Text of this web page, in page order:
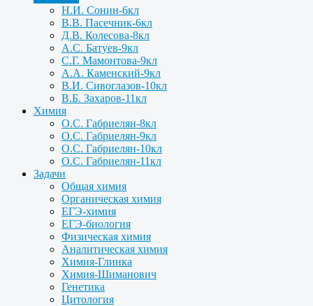
Н.И. Сонин-6кл
В.В. Пасечник-6кл
Д.В. Колесова-8кл
А.С. Батуев-9кл
С.Г. Мамонтова-9кл
А.А. Каменский-9кл
В.И. Сивоглазов-10кл
В.Б. Захаров-11кл
Химия
О.С. Габриелян-8кл
О.С. Габриелян-9кл
О.С. Габриелян-10кл
О.С. Габриелян-11кл
Задачи
Общая химия
Органическая химия
ЕГЭ-химия
ЕГЭ-биология
Физическая химия
Аналитическая химия
Химия-Глинка
Химия-Шиманович
Генетика
Цитология